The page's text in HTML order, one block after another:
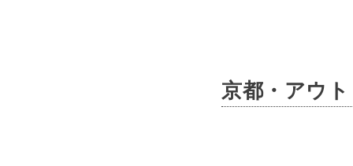
京都・アウ